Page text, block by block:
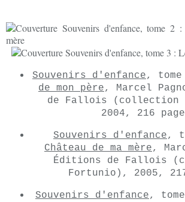
Souvenirs d'enfance,
de mon père, Marcel
de Fallois (collection
2004, 216
Souvenirs d'enfance,
Château de ma mère,
Éditions de Fallois
Fortunio), 2005,
Souvenirs d'enfance,